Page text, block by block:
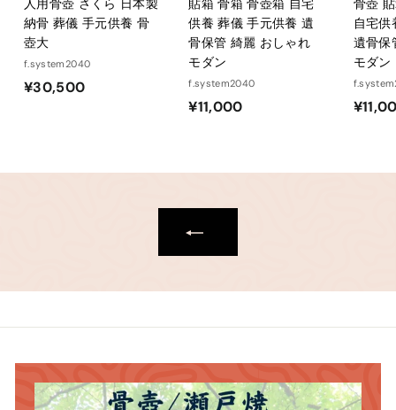
納骨 葬儀 手元供養 骨
壺大
f.system2040
¥30,500¥
5
供養 葬儀 手元供養 遺
骨保管 綺麗 おしゃれ
モダン
f.system2040
¥11,000¥
,
自宅
遺骨保
モダン